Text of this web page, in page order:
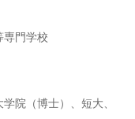
専門学校
院（博士）、短大、